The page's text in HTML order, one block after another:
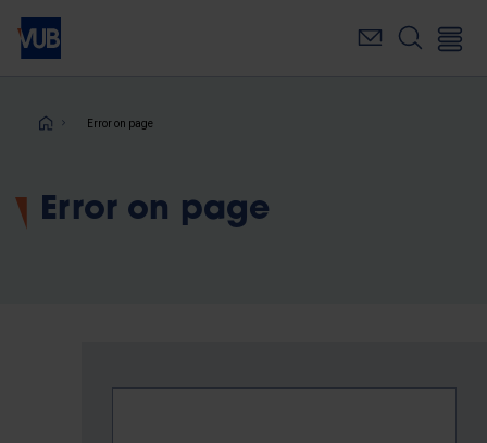
Skip
main
Breadcrumb
Error on page
Error on page